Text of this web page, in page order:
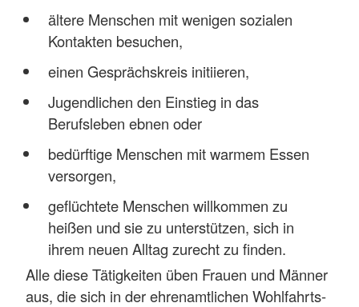
ältere Menschen mit wenigen sozialen
Kontakten besuchen,
einen Gesprächskreis initiieren,
Jugendlichen den Einstieg in das
Berufsleben ebnen oder
bedürftige Menschen mit warmem Essen
versorgen,
geflüchtete Menschen willkommen zu
heißen und sie zu unterstützen, sich in
ihrem neuen Alltag zurecht zu finden.
Alle diese Tätigkeiten üben Frauen und Männer
aus, die sich in der ehrenamtlichen Wohlfahrts-